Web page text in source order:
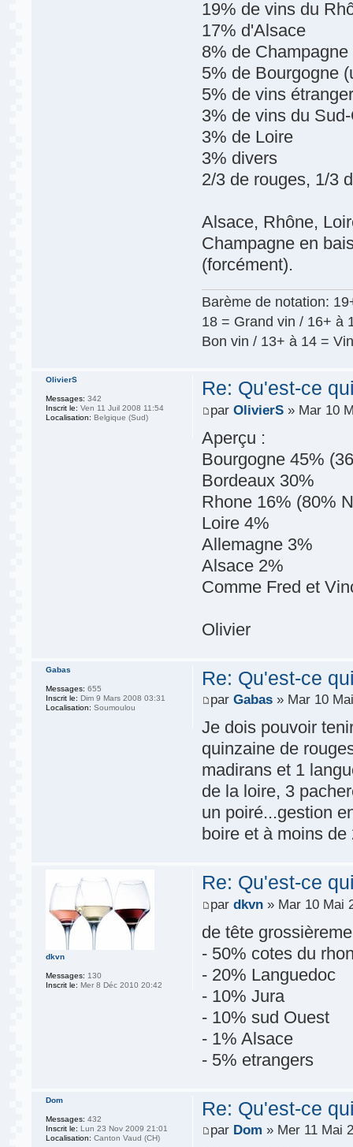
19% de vins du
17% d'Alsace
8% de Champagne
5% de Bourgogne
5% de vins
3% de vins du
3% de Loire
3% divers
2/3 de rouges, 1/3
Alsace, Rhône,
Champagne en
(forcément).
Barème de notation:
18 = Grand vin / 16+ à
Bon vin / 13+ à 14 =
Re: Qu'est-ce
parOlivierS » Mar 10
Aperçu :
Bourgogne 45%
Bordeaux 30%
Rhone 16% (80%
Loire 4%
Allemagne 3%
Alsace 2%
Comme Fred et
Olivier
OlivierS
Messages: 342
Inscrit le: Ven 11 Juil 2008 11:54
Localisation: Belgique (Sud)
Re: Qu'est-ce
parGabas » Mar 10
Je dois pouvoir
quinzaine de
madirans et 1
de la loire, 3
un poiré...gestion
boire et à moins de
Gabas
Messages: 655
Inscrit le: Dim 9 Mars 2008 03:31
Localisation: Soumoulou
Re: Qu'est-ce
pardkvn » Mar 10 Mai
de tête
- 50% cotes du
- 20% Languedoc
- 10% Jura
- 10% sud Ouest
- 1% Alsace
- 5% etrangers
dkvn
Messages: 130
Inscrit le: Mer 8 Déc 2010 20:42
Re: Qu'est-ce
par Dom » Mer 11 Mai
Dom
Messages: 432
Inscrit le: Lun 23 Nov 2009 21:01
Localisation: Canton Vaud (CH)